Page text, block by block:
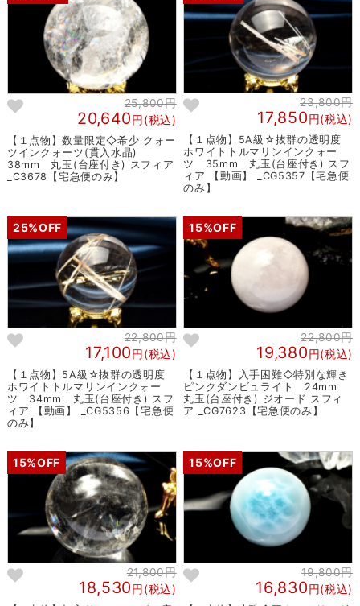
25,800円
20,640円(税込)
【１点物】数量限定◇希少 クォー
ツインクォーツ(貫入水晶)
38mm 丸玉(台座付き) スフィア
_C3678【宅急便のみ】
23,800円
17,850円(税込)
【１点物】5A級☆抜群の透明度
ホワイトトルマリンインクォー
ツ 35mm 丸玉(台座付き) スフ
ィア 【動画】 _CG5357【宅急便
のみ】
25%OFF
22,800円
17,100円(税込)
【１点物】5A級☆抜群の透明度
ホワイトトルマリンインクォー
ツ 34mm 丸玉(台座付き) スフ
ィア 【動画】 _CG5356【宅急便
のみ】
15%OFF
22,800円
19,380円(税込)
【１点物】入手困難◇特別な輝き
ピンクダンビュライト 24mm
丸玉(台座付き) ジオード スフィ
ア _CG7623【宅急便のみ】
15%OFF
21,800円
18,530円(税込)
15%OFF
19,800円
16,830円(税込)